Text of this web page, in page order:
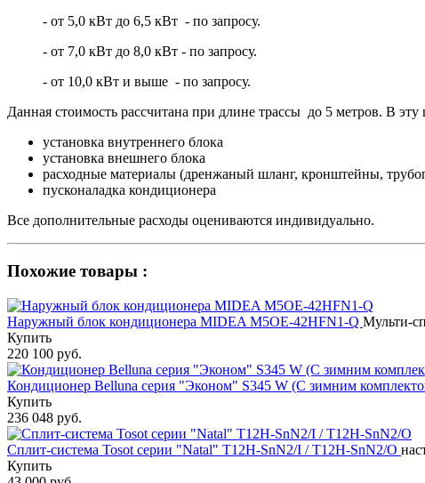
- от 5,0 кВт до 6,5 кВт - по запросу.
- от 7,0 кВт до 8,0 кВт - по запросу.
- от 10,0 кВт и выше - по запросу.
Данная стоимость рассчитана при длине трассы до 5 метров. В эту
установка внутреннего блока
установка внешнего блока
расходные материалы (дренжаный шланг, кронштейны,
пусконаладка кондиционера
Все дополнительные расходы оцениваются индивидуально.
Похожие товары :
Наружный блок кондиционера MIDEA M5OE-42HFN1-Q Мульти-
Купить
220 100 руб.
Кондиционер Belluna серия "Эконом" S345 W (С зимним
Купить
236 048 руб.
Сплит-система Tosot серии "Natal" T12H-SnN2/I / T12H-SnN2/O
Купить